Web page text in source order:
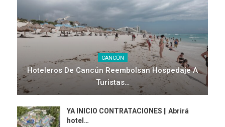
CANCÚN
Hoteleros De Cancún Reembolsan Hospedaje A
Turistas…
YA INICIO CONTRATACIONES || Abrirá
hotel…